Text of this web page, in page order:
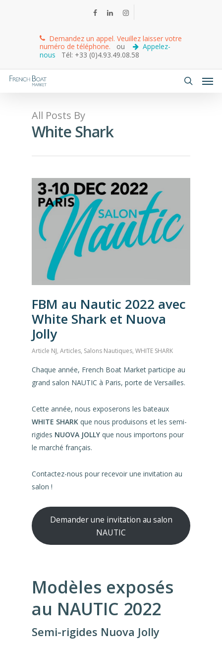
Demandez un appel. Veuillez laisser votre
numéro de téléphone. ou
Appelez-
nous
Tél: +33 (0)4.93.49.08.58
All Posts By
White Shark
FBM au Nautic 2022 avec
White Shark et Nuova
Jolly
Article NJ, Articles, Salons Nautiques, WHITE SHARK
Chaque année, French Boat Market participe au
grand salon NAUTIC à Paris, porte de Versailles.
Cette année, nous exposerons les bateaux
WHITE SHARK que nous produisons et les semi-
rigides NUOVA JOLLY que nous importons pour
le marché français.
Contactez-nous pour recevoir une invitation au
salon !
Demander une invitation au salon
NAUTIC
Modèles exposés
au NAUTIC 2022
Semi-rigides Nuova Jolly